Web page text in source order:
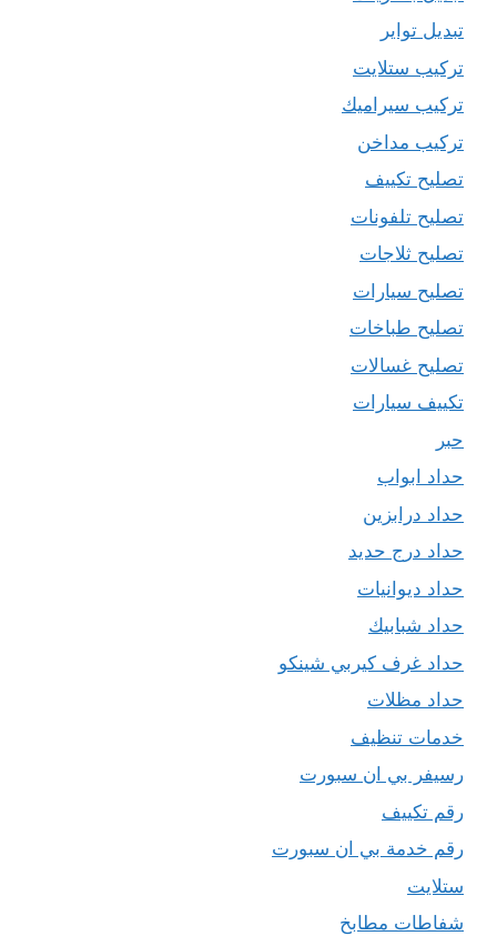
تبديل تواير
تركيب ستلايت
تركيب سيراميك
تركيب مداخن
تصليح تكييف
تصليح تلفونات
تصليح ثلاجات
تصليح سيارات
تصليح طباخات
تصليح غسالات
تكييف سيارات
حبر
حداد ابواب
حداد درابزين
حداد درج حديد
حداد ديوانيات
حداد شبابيك
حداد غرف كيربي شينكو
حداد مظلات
خدمات تنظيف
رسيفر بي ان سبورت
رقم تكييف
رقم خدمة بي ان سبورت
ستلايت
شفاطات مطابخ